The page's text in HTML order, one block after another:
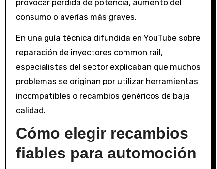
provocar pérdida de potencia, aumento del
consumo o averías más graves.
En una guía técnica difundida en YouTube sobre
reparación de inyectores common rail,
especialistas del sector explicaban que muchos
problemas se originan por utilizar herramientas
incompatibles o recambios genéricos de baja
calidad.
Cómo elegir recambios
fiables para automoción